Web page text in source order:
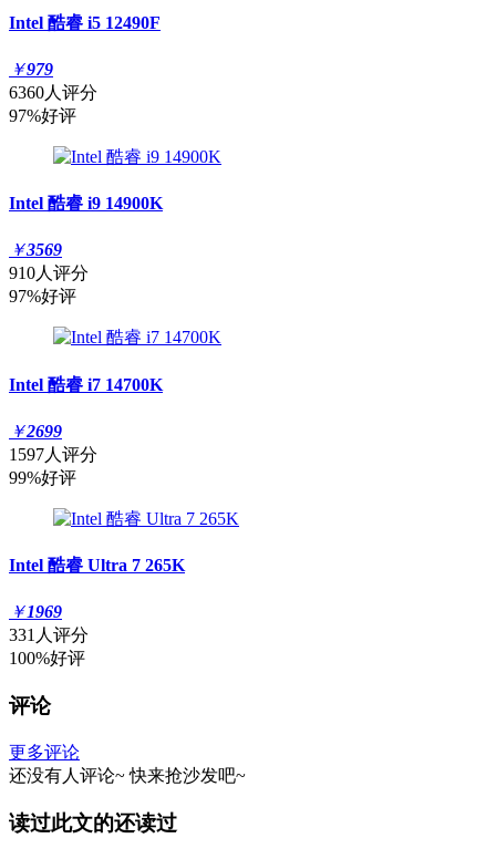
Intel 酷睿 i5 12490F
￥979
6360人评分
97%好评
Intel 酷睿 i9 14900K
￥3569
910人评分
97%好评
Intel 酷睿 i7 14700K
￥2699
1597人评分
99%好评
Intel 酷睿 Ultra 7 265K
￥1969
331人评分
100%好评
评论
更多评论
还没有人评论~ 快来抢沙发吧~
读过此文的还读过